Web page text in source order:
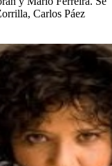
Carlos Páez